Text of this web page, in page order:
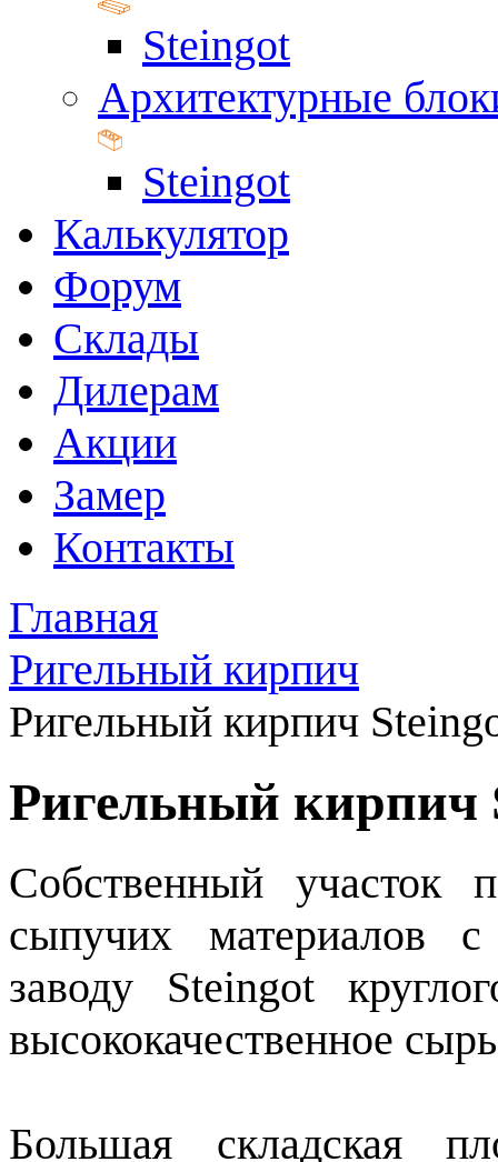
Steingot
Архитектурные
Steingot
Калькулятор
Форум
Склады
Дилерам
Акции
Замер
Контакты
Главная
Ригельный кирпич
Ригельный кирпич
Ригельный кирпич
Собственный участок
сыпучих материалов
заводу Steingot
высококачественное
Большая складская